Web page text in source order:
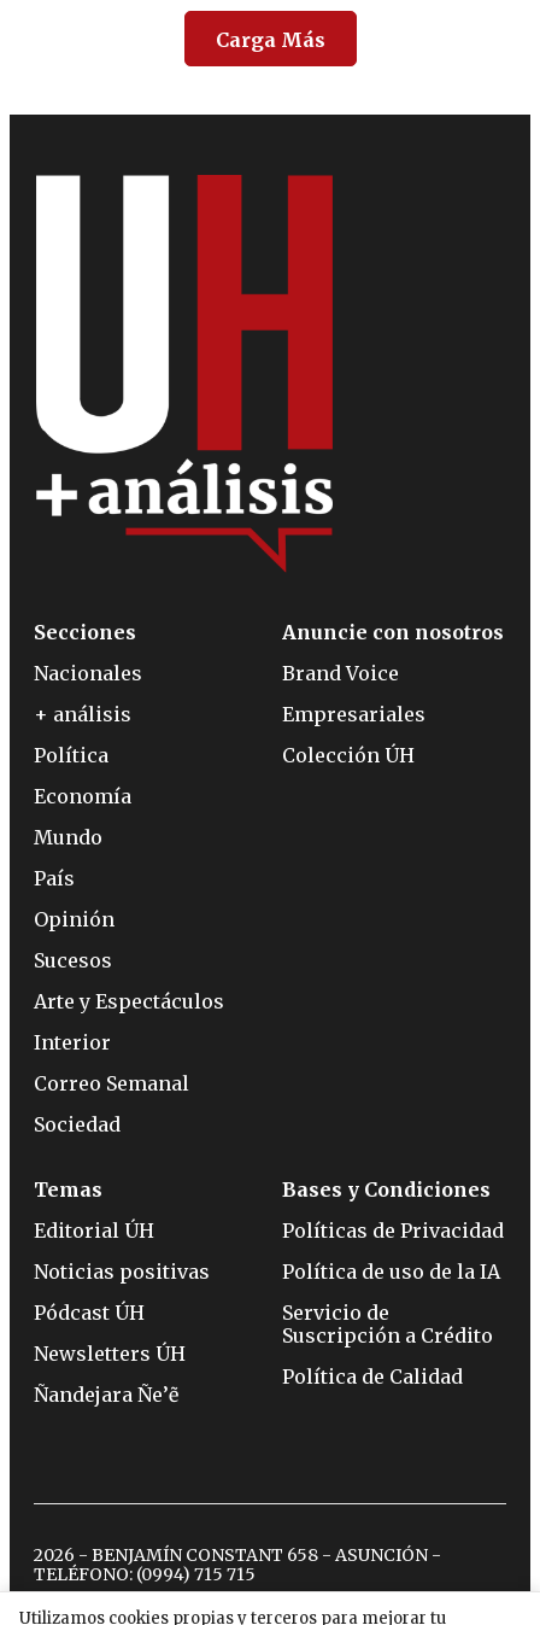
Carga Más
Utilizamos cookies propias y terceros para mejorar tu
Secciones
Nacionales
+ análisis
Política
Economía
Mundo
País
Opinión
Sucesos
Arte y Espectáculos
Interior
Correo Semanal
Sociedad
Anuncie con nosotros
Brand Voice
Empresariales
Colección ÚH
Temas
Editorial ÚH
Noticias positivas
Pódcast ÚH
Newsletters ÚH
Ñandejara Ñe’ẽ
Bases y Condiciones
Políticas de Privacidad
Política de uso de la IA
Servicio de
Suscripción a Crédito
Política de Calidad
2026 - BENJAMÍN CONSTANT 658 - ASUNCIÓN -
TELÉFONO: (0994) 715 715